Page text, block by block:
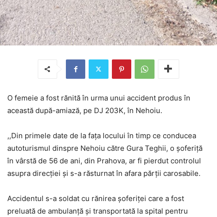
O femeie a fost rănită în urma unui accident produs în
această după-amiază, pe DJ 203K, în Nehoiu.
,,Din primele date de la fața locului în timp ce conducea
autoturismul dinspre Nehoiu către Gura Teghii, o șoferiță
în vârstă de 56 de ani, din Prahova, ar fi pierdut controlul
asupra direcției și s-a răsturnat în afara părții carosabile.
Accidentul s-a soldat cu rănirea șoferiței care a fost
preluată de ambulanță și transportată la spital pentru